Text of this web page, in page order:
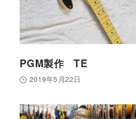
PGM製作 TE
2019年5月22日